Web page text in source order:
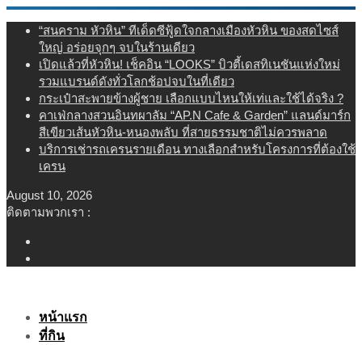
Skip
content
“สนคราม หัวหิน” ทีเด็ดซีฟู้ดใจกลางเมืองหัวหิน ของสดไซส์
ใหญ่ อร่อยจุกๆ จบในร้านเดียว
เปิดแล้วที่หัวหิน! เช็คอิน “LOOKS” บิวตี้เดสทิเนชันแห่งใหม่
รวมแบรนด์ดังทั่วโลกช้อปจบในที่เดียว
กระเป๋าสะพายข้างผู้ชาย เลือกแบบไหนให้เท่และใช้ได้จริง ?
คาเฟ่กลางสวนอินทผาลัม “AP.N Cafe & Garden” แลนด์มาร์ก
สีเขียวเส้นหัวหิน-หนองพลับ ที่สายธรรมชาติไม่ควรพลาด
บริการเช่ารถเครนรายเดือน ทางเลือกสำหรับโครงการที่ต้องใช้
เครน
August 10, 2026
ติดตามพวกเรา :
หน้าแรก
ที่กิน